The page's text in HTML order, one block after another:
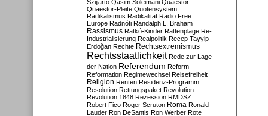
Szijjártó Qasim Soleimani Quaestor
Quaestor-Pleite Quotensystem
Radikalismus Radikalität Radio Free
Europe Radnóti Randalph L. Braham
Rassismus Ratkó-Kinder Rattenplage Re-
Industrialisierung Realpolitik Recep Tayyip
Erdoğan Rechte Rechtsextremismus
Rechtsstaatlichkeit Rede zur Lage
der Nation Referendum Reform
Reformation Regimewechsel Reisefreiheit
Religion Renten Residenz-Programm
Resolution Rettungspaket Revolution
Revolution 1848 Rezession RMDSZ
Robert Fico Roger Scruton Roma Ronald
Lauder Ron DeSantis Ron Werber Rote